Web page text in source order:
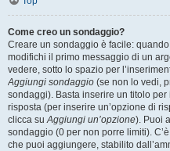
Come creo un sondaggio?
Creare un sondaggio è facile:
modifichi il primo messaggio di un
vedere, sotto lo spazio per
Aggiungi sondaggio (se non lo vedi,
sondaggi). Basta inserire un titolo
risposta (per inserire un’opzione di
clicca suAggiungi un’opzione). Puoi
sondaggio (0 per non porre limiti).
che puoi aggiungere, stabilito